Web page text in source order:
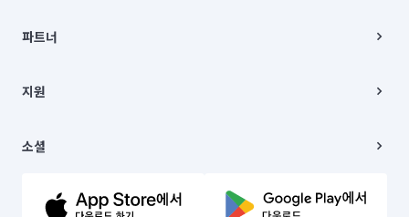
주소 | 본사: 서울특별시 종로구 율곡로 6(중학동, 트윈트리빌딩) B동 5층
컨택센터 : 서울특별시 종로구 수송동 율곡로 24, 7층, 8층 미소
상품, 상품정보, 거래에 관한 의무와 책임은 거래당사자에게 있습니다.
언론 보도 관련 문의:
© 유한회사 미소. Miso, Inc. All Rights Reserved.
채용
파트너
이사
지원
이용약관
문의하기
소셜
유튜브